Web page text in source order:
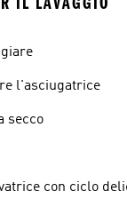
l'asciugatrice
secco
con ciclo